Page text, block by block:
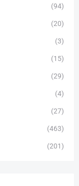
(94)
(20)
(3)
(15)
(29)
(4)
(27)
(463)
(201)